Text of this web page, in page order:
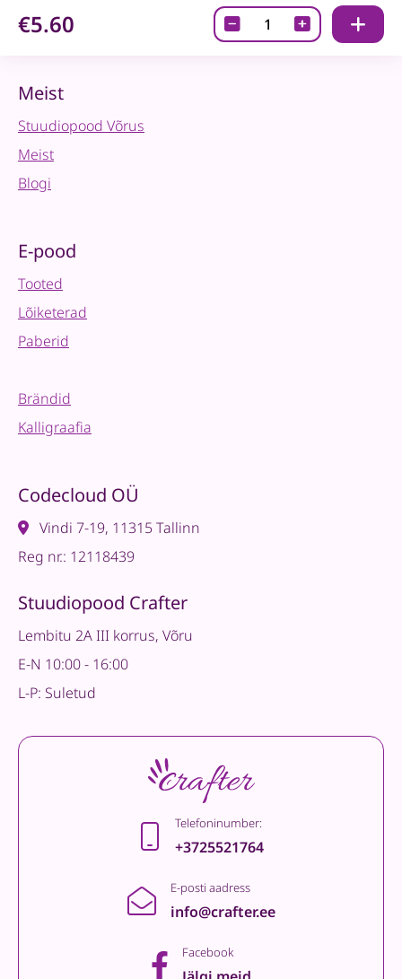
€5.60
Lõiketera
-
Meist
Stuudiopood Võrus
Meist
Blogi
E-pood
Tooted
Lõiketerad
Paberid
Brändid
Kalligraafia
Codecloud OÜ
Vindi 7-19, 11315 Tallinn
Reg nr.: 12118439
Stuudiopood Crafter
Lembitu 2A III korrus, Võru
E-N 10:00 - 16:00
L-P: Suletud
Telefoninumber:
+3725521764
E-posti aadress
info@crafter.ee
Facebook